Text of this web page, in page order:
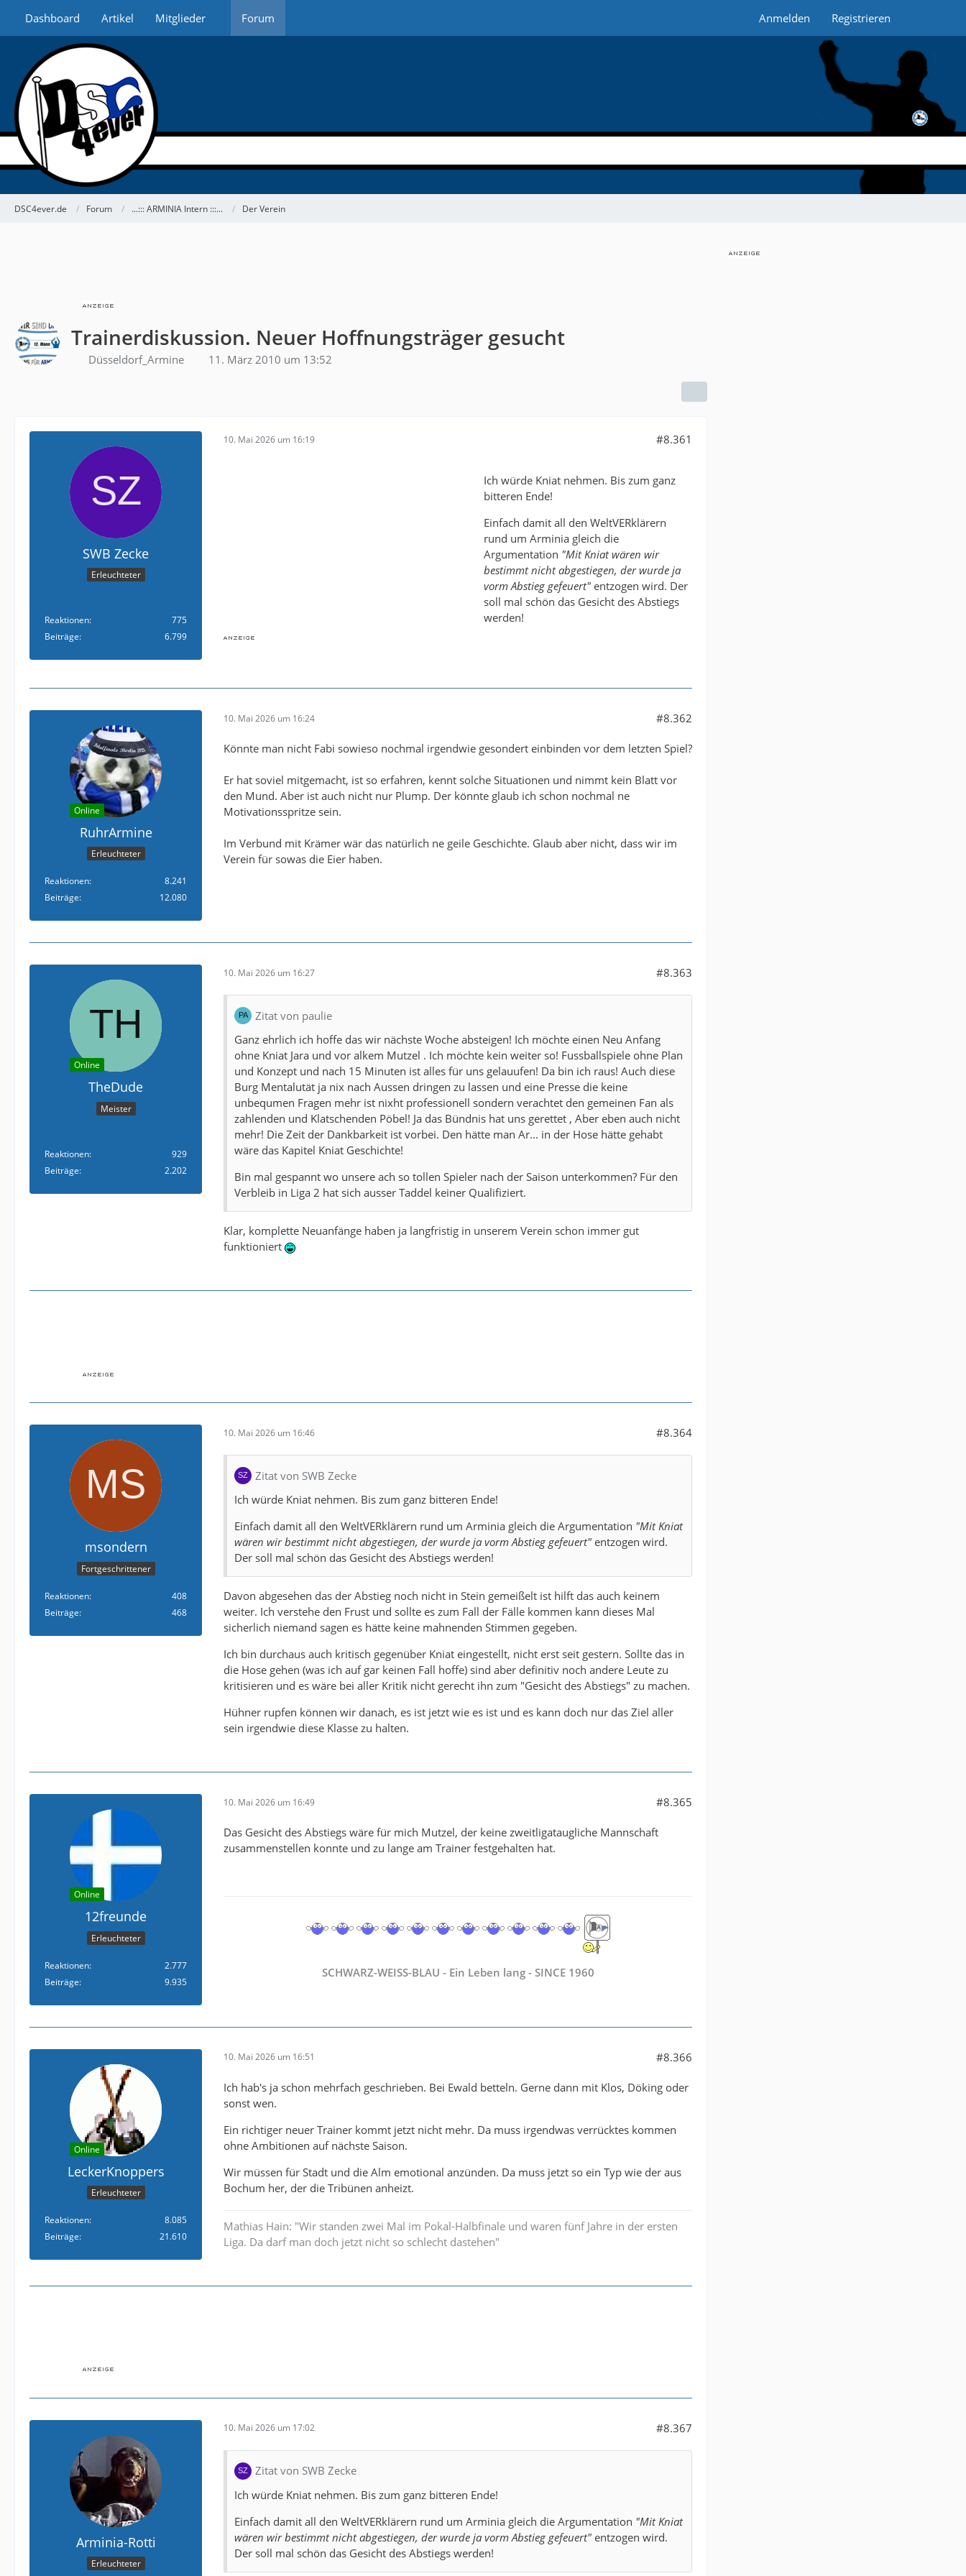
Dashboard Artikel Mitglieder Forum Anmelden Registrieren
DSC4ever.de Forum ...::: ARMINIA Intern :::... Der Verein
Trainerdiskussion. Neuer Hoffnungsträger gesucht
Düsseldorf_Armine 11. März 2010 um 13:52
SWB Zecke
Erleuchteter
Reaktionen
775
Beiträge
6.799
10. Mai 2026 um 16:19 #8.361
Ich würde Kniat nehmen. Bis zum ganz
bitteren Ende!
Einfach damit all den WeltVERklärern
rund um Arminia gleich die
Argumentation "Mit Kniat wären wir
bestimmt nicht abgestiegen, der wurde ja
vorm Abstieg gefeuert" entzogen wird. Der
soll mal schön das Gesicht des Abstiegs
werden!
Online
RuhrArmine
Erleuchteter
Reaktionen
8.241
Beiträge
12.080
10. Mai 2026 um 16:24 #8.362
Könnte man nicht Fabi sowieso nochmal irgendwie gesondert einbinden vor dem letzten Spiel?
Er hat soviel mitgemacht, ist so erfahren, kennt solche Situationen und nimmt kein Blatt vor
den Mund. Aber ist auch nicht nur Plump. Der könnte glaub ich schon nochmal ne
Motivationsspritze sein.
Im Verbund mit Krämer wär das natürlich ne geile Geschichte. Glaub aber nicht, dass wir im
Verein für sowas die Eier haben.
Online
TheDude
Meister
Reaktionen
929
Beiträge
2.202
10. Mai 2026 um 16:27 #8.363
Zitat von paulie
Ganz ehrlich ich hoffe das wir nächste Woche absteigen! Ich möchte einen Neu Anfang
ohne Kniat Jara und vor alkem Mutzel . Ich möchte kein weiter so! Fussballspiele ohne Plan
und Konzept und nach 15 Minuten ist alles für uns gelauufen! Da bin ich raus! Auch diese
Burg Mentalutät ja nix nach Aussen dringen zu lassen und eine Presse die keine
unbequmen Fragen mehr ist nixht professionell sondern verachtet den gemeinen Fan als
zahlenden und Klatschenden Pöbel! Ja das Bündnis hat uns gerettet , Aber eben auch nicht
mehr! Die Zeit der Dankbarkeit ist vorbei. Den hätte man Ar... in der Hose hätte gehabt
wäre das Kapitel Kniat Geschichte!
Bin mal gespannt wo unsere ach so tollen Spieler nach der Saison unterkommen? Für den
Verbleib in Liga 2 hat sich ausser Taddel keiner Qualifiziert.
Klar, komplette Neuanfänge haben ja langfristig in unserem Verein schon immer gut
funktioniert
msondern
Fortgeschrittener
Reaktionen
408
Beiträge
468
10. Mai 2026 um 16:46 #8.364
Zitat von SWB Zecke
Ich würde Kniat nehmen. Bis zum ganz bitteren Ende!
Einfach damit all den WeltVERklärern rund um Arminia gleich die Argumentation "Mit Kniat
wären wir bestimmt nicht abgestiegen, der wurde ja vorm Abstieg gefeuert" entzogen wird.
Der soll mal schön das Gesicht des Abstiegs werden!
Davon abgesehen das der Abstieg noch nicht in Stein gemeißelt ist hilft das auch keinem
weiter. Ich verstehe den Frust und sollte es zum Fall der Fälle kommen kann dieses Mal
sicherlich niemand sagen es hätte keine mahnenden Stimmen gegeben.
Ich bin durchaus auch kritisch gegenüber Kniat eingestellt, nicht erst seit gestern. Sollte das in
die Hose gehen (was ich auf gar keinen Fall hoffe) sind aber definitiv noch andere Leute zu
kritisieren und es wäre bei aller Kritik nicht gerecht ihn zum "Gesicht des Abstiegs" zu machen.
Hühner rupfen können wir danach, es ist jetzt wie es ist und es kann doch nur das Ziel aller
sein irgendwie diese Klasse zu halten.
Online
12freunde
Erleuchteter
Reaktionen
2.777
Beiträge
9.935
10. Mai 2026 um 16:49 #8.365
Das Gesicht des Abstiegs wäre für mich Mutzel, der keine zweitligataugliche Mannschaft
zusammenstellen konnte und zu lange am Trainer festgehalten hat.
SCHWARZ-WEISS-BLAU - Ein Leben lang - SINCE 1960
Online
LeckerKnoppers
Erleuchteter
Reaktionen
8.085
Beiträge
21.610
10. Mai 2026 um 16:51 #8.366
Ich hab's ja schon mehrfach geschrieben. Bei Ewald betteln. Gerne dann mit Klos, Döking oder
sonst wen.
Ein richtiger neuer Trainer kommt jetzt nicht mehr. Da muss irgendwas verrücktes kommen
ohne Ambitionen auf nächste Saison.
Wir müssen für Stadt und die Alm emotional anzünden. Da muss jetzt so ein Typ wie der aus
Bochum her, der die Tribünen anheizt.
Mathias Hain: "Wir standen zwei Mal im Pokal-Halbfinale und waren fünf Jahre in der ersten
Liga. Da darf man doch jetzt nicht so schlecht dastehen"
Arminia-Rotti
Erleuchteter
10. Mai 2026 um 17:02 #8.367
Zitat von SWB Zecke
Ich würde Kniat nehmen. Bis zum ganz bitteren Ende!
Einfach damit all den WeltVERklärern rund um Arminia gleich die Argumentation "Mit Kniat
wären wir bestimmt nicht abgestiegen, der wurde ja vorm Abstieg gefeuert" entzogen wird.
Der soll mal schön das Gesicht des Abstiegs werden!